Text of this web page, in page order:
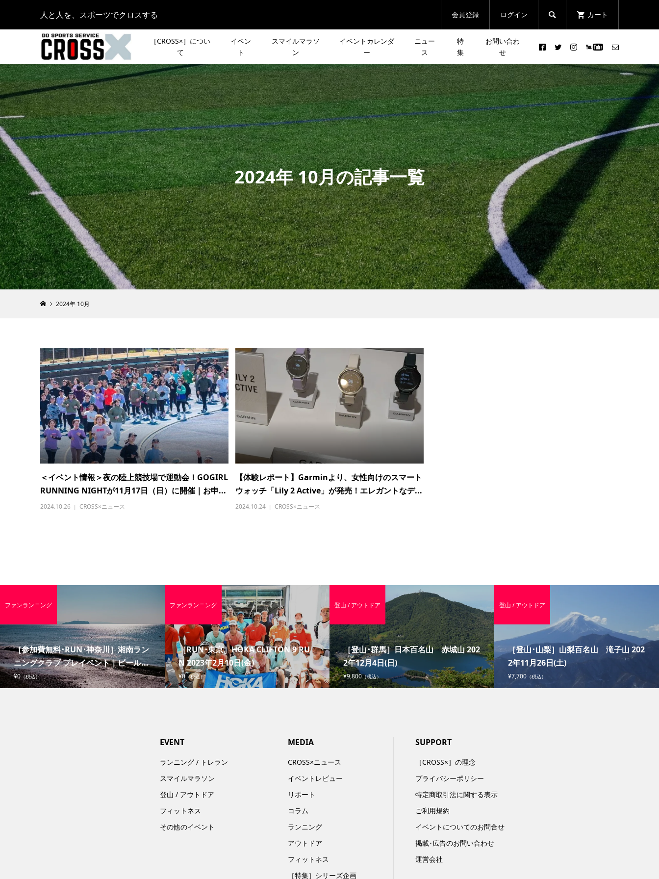
人と人を、スポーツでクロスする 会員登録 ログイン  カート
［CROSS×］につい
て
イベン
ト
スマイルマラソ
ン
イベントカレンダ
ー
ニュー
ス
特
集
お問い合わ
せ
［REPORT］中村優の「ONE
TOKYOランニングクリニッ
ク」 レポート
2020.10.29
【出走レポート】人生2回目
のフルマラソンは「名古屋ウ
ィメンズマラソン2025」に...
2025.03.27
［NEWS］10月後半のイベン
ト情報
2021.10.19
［NEWS］スマイルマラソン
MC 長澤英知さんが、7/25即
興芝居を開催！
2021.06.18
［NEWS］名古屋ウィメンズ
マラソン前日にShakeout
Run開催！！
2023.02.26
暮らしとスポーツがつながる
メディア「two-nagual」
Twitter開設キャンペーン 7...
2021.07.20
汚れた登山靴を丸洗いしてみ
た！［アウトドア×クリーニ
ング］
2021.09.12
［NEWS］栄養とトレーニン
グを学ぶオンラインサロン
「TRAEATS-トレイーツ-」...
2021.07.18
［NEWS］11月のイベント情
報
2022.11.08
皆さんの声で行き先が決まる
登山イベント「第2回 リクエ
スト登山」
皆さんの声で行き先が決まる
登山イベント「第3回 リクエ
スト登山」
12月26日(日)［CROSS×忘年
会］で1年の締めくくり！
［新シリーズ企画］皆さんの
声で行き先が決まる登山イベ
ント「リクエスト登山」
［夏のシリーズ企画］
OUTDOOR DAY
KAMAKURA
2024年 10月の記事一覧
2024年 10月
＜イベント情報＞夜の陸上競技場で運動会！GOGIRL
RUNNING NIGHTが11月17日（日）に開催｜お申...
2024.10.26 CROSS×ニュース
【体験レポート】Garminより、女性向けのスマート
ウォッチ「Lily 2 Active」が発売！エレガントなデ...
2024.10.24 CROSS×ニュース
［参加費無料･RUN･神奈川］湘南ラン
ニングクラブ プレイベント｜ビール...
¥0（税込）
ファンランニング
［RUN･東京］HOKA CLIFTON 9 RU
N 2023年2月10日(金)
¥0（税込）
ファンランニング
［登山･群馬］日本百名山 赤城山 202
2年12月4日(日)
¥9,800（税込）
登山 / アウトドア
［登山･山梨］山梨百名山 滝子山 202
2年11月26日(土)
¥7,700（税込）
登山 / アウトドア
EVENT
ランニング / トレラン
スマイルマラソン
登山 / アウトドア
フィットネス
その他のイベント
MEDIA
CROSS×ニュース
イベントレビュー
リポート
コラム
ランニング
アウトドア
フィットネス
［特集］シリーズ企画
SUPPORT
［CROSS×］の理念
プライバシーポリシー
特定商取引法に関する表示
ご利用規約
イベントについてのお問合せ
掲載･広告のお問い合わせ
運営会社